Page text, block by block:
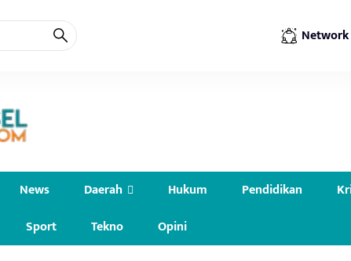
Network
News Daerah Hukum Pendidikan
Sport Tekno Opini